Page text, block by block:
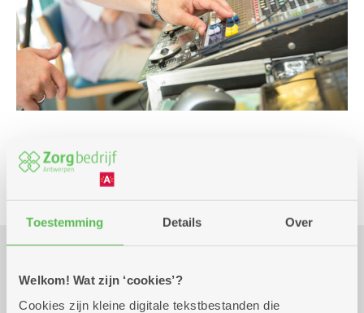
Toestemming Details Over
Welkom! Wat zijn ‘cookies’?
Cookies zijn kleine digitale tekstbestanden die
Feest en dans
Praktisch